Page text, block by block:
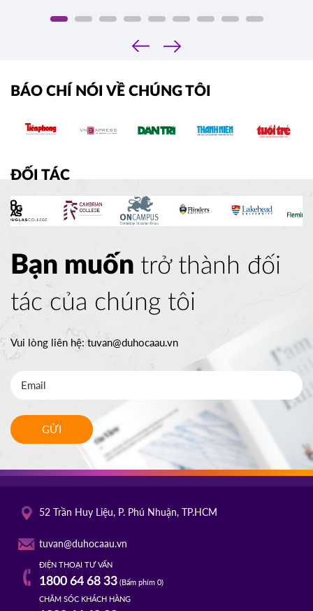
‹
›
BÁO CHÍ NÓI VỀ CHÚNG TÔI
ĐỐI TÁC
Bạn muốn trở thành đối
tác của chúng tôi
Vui lòng liên hệ:tuvan@duhocaau.vn
GỬI
52 Trần Huy Liệu, P. Phú Nhuận, TP.HCM
tuvan@duhocaau.vn
ĐIỆN THOẠI TƯ VẤN
1800 64 68 33(Bấm phím 0)
CHĂM SÓC KHÁCH HÀNG